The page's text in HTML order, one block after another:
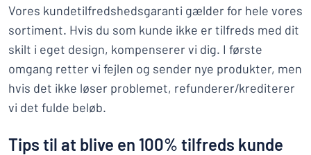
du ikke finde det, du leder efter? Start med at designe et skilt
Tilbudsforespørgsel
Log
ind
Kundeservice
Vores kundetilfredshedsgaranti gælder for hele vores
sortiment. Hvis du som kunde ikke er tilfreds med dit
skilt i eget design, kompenserer vi dig. I første
omgang retter vi fejlen og sender nye produkter, men
hvis det ikke løser problemet, refunderer/krediterer
vi det fulde beløb.
Tips til at blive en 100% tilfreds kunde